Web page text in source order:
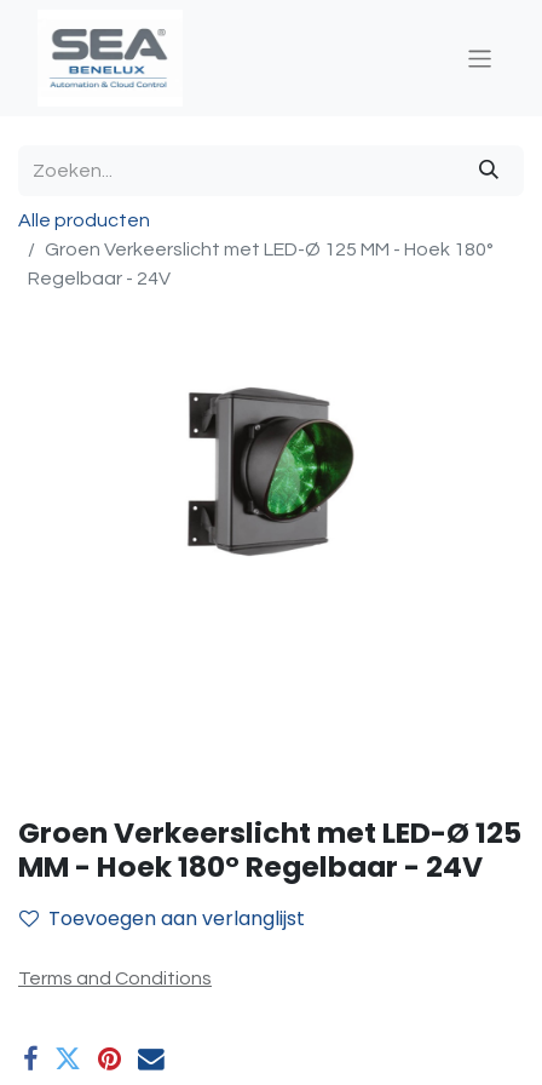
Alle producten
Groen Verkeerslicht met LED-Ø 125 MM - Hoek 180°
Regelbaar - 24V
Groen Verkeerslicht met LED-Ø 125
MM - Hoek 180° Regelbaar - 24V
Toevoegen aan verlanglijst
Terms and Conditions